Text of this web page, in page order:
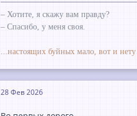
– Хотите, я скажу вам правду?
– Спасибо, у меня своя.
...настоящих буйных мало, вот и нету
28 Фев 2026